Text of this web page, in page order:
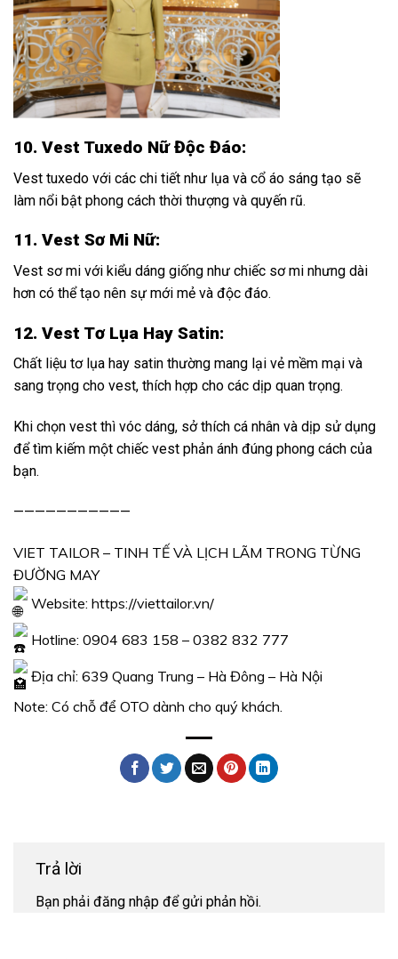
10. Vest Tuxedo Nữ Độc Đáo:
Vest tuxedo với các chi tiết như lụa và cổ áo sáng tạo sẽ
làm nổi bật phong cách thời thượng và quyến rũ.
11. Vest Sơ Mi Nữ:
Vest sơ mi với kiểu dáng giống như chiếc sơ mi nhưng dài
hơn có thể tạo nên sự mới mẻ và độc đáo.
12. Vest Tơ Lụa Hay Satin:
Chất liệu tơ lụa hay satin thường mang lại vẻ mềm mại và
sang trọng cho vest, thích hợp cho các dịp quan trọng.
Khi chọn vest thì vóc dáng, sở thích cá nhân và dịp sử dụng
để tìm kiếm một chiếc vest phản ánh đúng phong cách của
bạn.
———————————
VIET TAILOR – TINH TẾ VÀ LỊCH LÃM TRONG TỪNG
ĐƯỜNG MAY
Website: https://viettailor.vn/
Hotline: 0904 683 158 – 0382 832 777
Địa chỉ: 639 Quang Trung – Hà Đông – Hà Nội
Note: Có chỗ để OTO dành cho quý khách.
Trả lời
Bạn phải đăng nhập để gửi phản hồi.